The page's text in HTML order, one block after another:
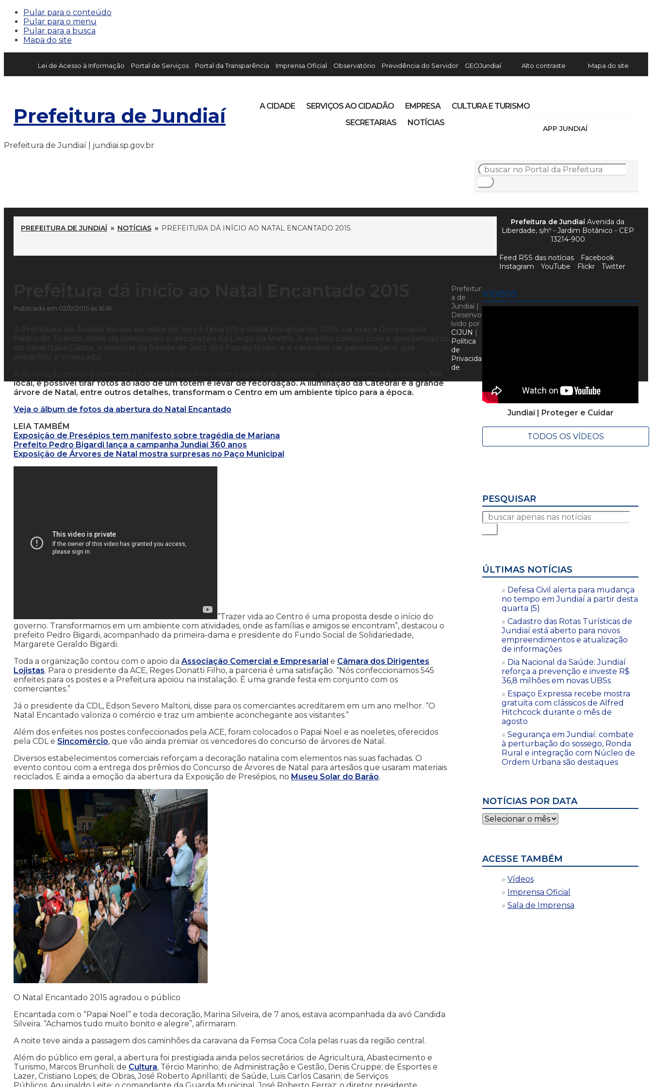
Pular para o conteúdo
Pular para o menu
Pular para a busca
Mapa do site
Lei de Acesso à Informação Portal de Serviços Portal da Transparência Imprensa Oficial Observatório Previdência do Servidor GEOJundiaí Alto contraste Mapa do site
Prefeitura de Jundiaí
APP JUNDIAÍ
A CIDADE SERVIÇOS AO CIDADÃO EMPRESA
CULTURA E TURISMO
SECRETARIAS
NOTÍCIAS
Prefeitura de Jundiaí | jundiai.sp.gov.br
PREFEITURA DE JUNDIAÍ » NOTÍCIAS » PREFEITURA DÁ INÍCIO AO NATAL ENCANTADO 2015
Publicada em 02/12/2015 às 16:16
local, é possível tirar fotos ao lado de um totem e levar de recordação. A iluminação da Catedral e a grande
árvore de Natal, entre outros detalhes, transformam o Centro em um ambiente típico para a época.
Veja o álbum de fotos da abertura do Natal Encantado
LEIA TAMBÉM
Exposição de Presépios tem manifesto sobre tragédia de Mariana
Prefeito Pedro Bigardi lança a campanha Jundiaí 360 anos
Exposição de Árvores de Natal mostra surpresas no Paço Municipal
“Trazer vida ao Centro é uma proposta desde o início do
governo. Transformamos em um ambiente com atividades, onde as famílias e amigos se encontram”, destacou o
prefeito Pedro Bigardi, acompanhado da primeira-dama e presidente do Fundo Social de Solidariedade,
Margarete Geraldo Bigardi.
Toda a organização contou com o apoio da Associação Comercial e Empresarial e Câmara dos Dirigentes
Lojistas. Para o presidente da ACE, Reges Donatti Filho, a parceria é uma satisfação. “Nós confeccionamos 545
enfeites para os postes e a Prefeitura apoiou na instalação. É uma grande festa em conjunto com os
comerciantes.”
Já o presidente da CDL, Edson Severo Maltoni, disse para os comerciantes acreditarem em um ano melhor. “O
Natal Encantado valoriza o comércio e traz um ambiente aconchegante aos visitantes.”
Além dos enfeites nos postes confeccionados pela ACE, foram colocados o Papai Noel e as noeletes, oferecidos
pela CDL e Sincomércio, que vão ainda premiar os vencedores do concurso de árvores de Natal.
Diversos estabelecimentos comerciais reforçam a decoração natalina com elementos nas suas fachadas. O
evento contou com a entrega dos prêmios do Concurso de Árvores de Natal para artesãos que usaram materiais
reciclados. E ainda a emoção da abertura da Exposição de Presépios, no Museu Solar do Barão.
O Natal Encantado 2015 agradou o público
Encantada com o “Papai Noel” e toda decoração, Marina Silveira, de 7 anos, estava acompanhada da avó Candida
Silveira. “Achamos tudo muito bonito e alegre”, afirmaram.
A noite teve ainda a passagem dos caminhões da caravana da Femsa Coca Cola pelas ruas da região central.
Além do público em geral, a abertura foi prestigiada ainda pelos secretários: de Agricultura, Abastecimento e
Turismo, Marcos Brunholi; de Cultura, Tércio Marinho; de Administração e Gestão, Denis Cruppe; de Esportes e
Lazer, Cristiano Lopes; de Obras, José Roberto Aprillanti; de Saúde, Luis Carlos Casarin; de Serviços
VÍDEOS
Jundiaí | Proteger e Cuidar
TODOS OS VÍDEOS
PESQUISAR
ÚLTIMAS NOTÍCIAS
Defesa Civil alerta para mudança
no tempo em Jundiaí a partir desta
quarta (5)
Cadastro das Rotas Turísticas de
Jundiaí está aberto para novos
empreendimentos e atualização
de informações
Dia Nacional da Saúde: Jundiaí
reforça a prevenção e investe R$
36,8 milhões em novas UBSs
Espaço Expressa recebe mostra
gratuita com clássicos de Alfred
Hitchcock durante o mês de
agosto
Segurança em Jundiaí: combate
à perturbação do sossego, Ronda
Rural e integração com Núcleo de
Ordem Urbana são destaques
NOTÍCIAS POR DATA
Notícias
por
ACESSE TAMBÉM
Vídeos
Imprensa Oficial
Sala de Imprensa
Prefeitura de JundiaíAvenida da
Liberdade, s/nº - Jardim Botânico - CEP
13214-900
Feed RSS das notícias
Facebook
Instagram
YouTube Flickr Twitter
Prefeitur
a de
Jundiaí |
Desenvo
lvido por
CIJUN |
Política
de
Privacida
de